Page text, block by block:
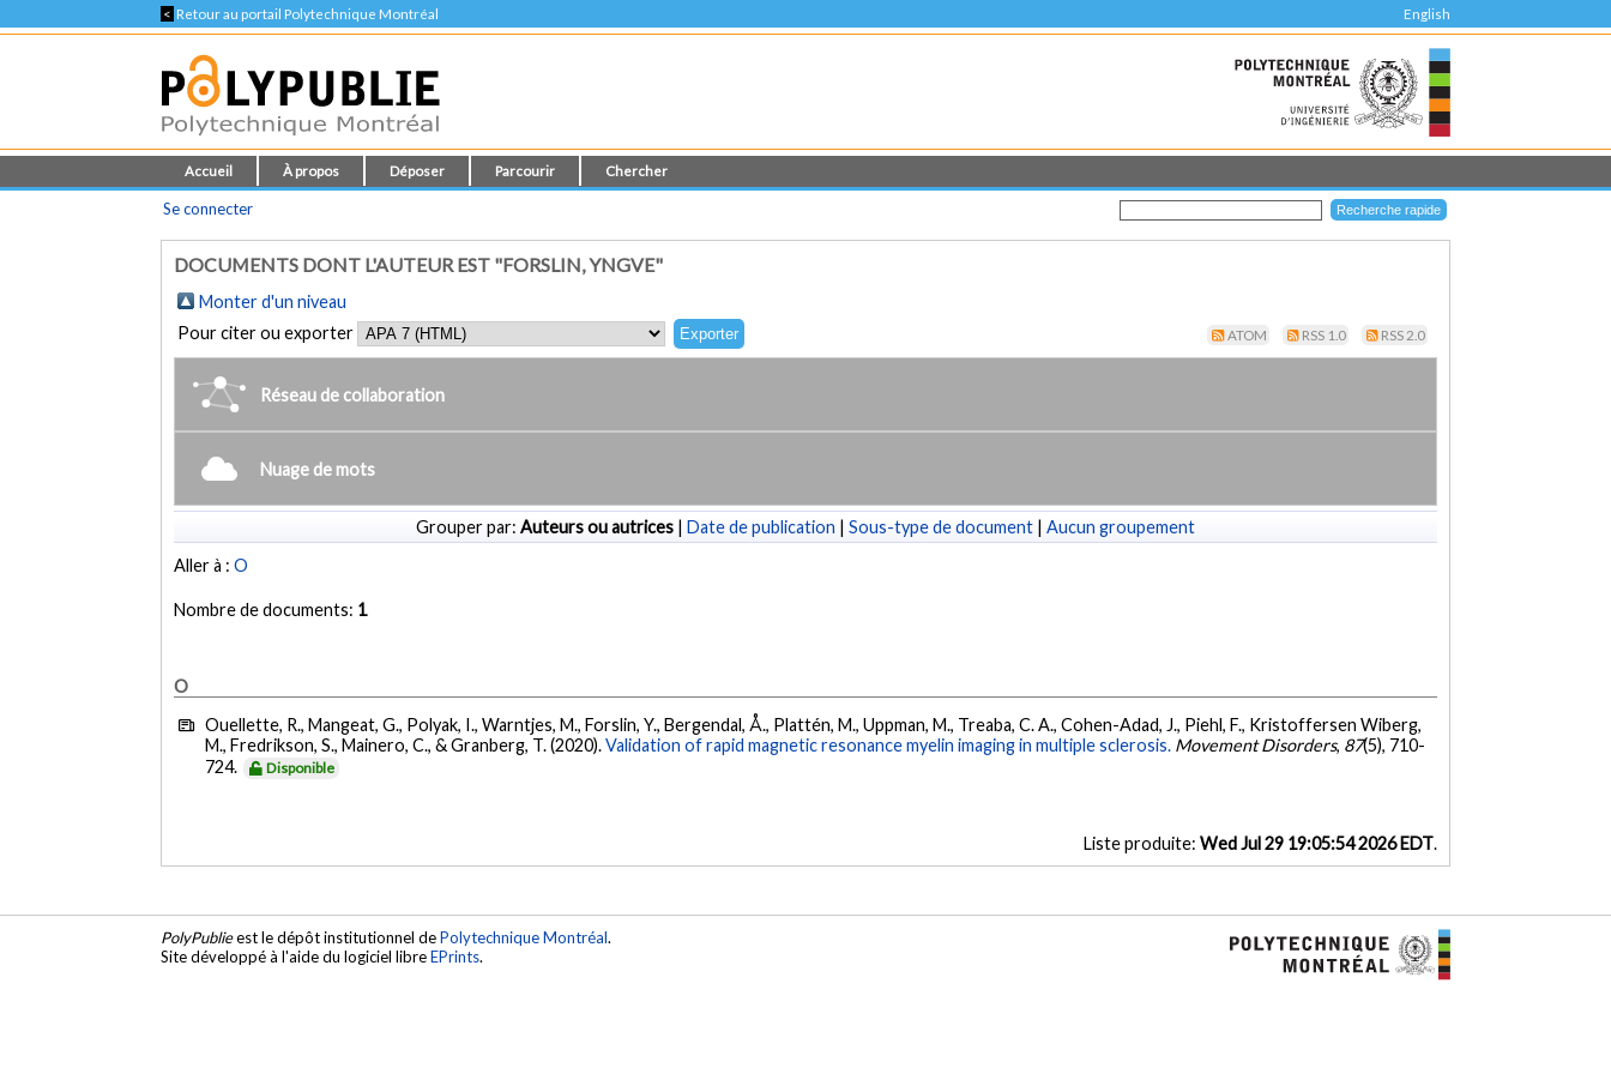
< Retour au portail Polytechnique Montréal English
Accueil À propos Déposer Parcourir Chercher
Se connecter
DOCUMENTS DONT L'AUTEUR EST "FORSLIN, YNGVE"
Monter d'un niveau
Pour citer ou exporter
ATOM RSS 1.0 RSS 2.0
Réseau de collaboration
Nuage de mots
Grouper par: Auteurs ou autrices | Date de publication | Sous-type de document | Aucun groupement
Aller à :O
Nombre de documents: 1
O
Ouellette, R., Mangeat, G., Polyak, I., Warntjes, M., Forslin, Y., Bergendal, Å., Plattén, M., Uppman, M., Treaba, C. A., Cohen-Adad, J., Piehl, F., Kristoffersen Wiberg,
M., Fredrikson, S., Mainero, C., & Granberg, T. (2020).Validation of rapid magnetic resonance myelin imaging in multiple sclerosis. Movement Disorders, 87(5), 710-
724.
Disponible
Liste produite: Wed Jul 29 19:05:54 2026 EDT.
PolyPublieest le dépôt institutionnel dePolytechnique Montréal.
Site développé à l'aide du logiciel libreEPrints.